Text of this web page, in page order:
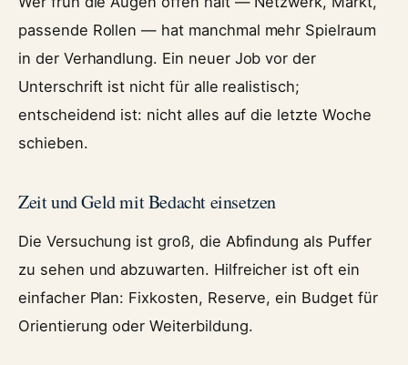
passende Rollen — hat manchmal mehr Spielraum
in der Verhandlung. Ein neuer Job vor der
Unterschrift ist nicht für alle realistisch;
entscheidend ist: nicht alles auf die letzte Woche
schieben.
Zeit und Geld mit Bedacht einsetzen
Die Versuchung ist groß, die Abfindung als Puffer
zu sehen und abzuwarten. Hilfreicher ist oft ein
einfacher Plan: Fixkosten, Reserve, ein Budget für
Orientierung oder Weiterbildung.